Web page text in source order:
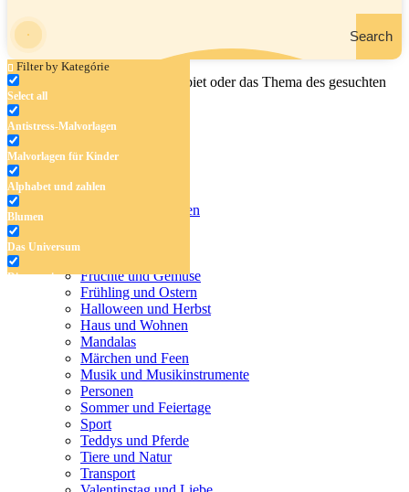
Search
Filter by Kategórie
Select all
Antistress-Malvorlagen
Malvorlagen für Kinder
Alphabet und zahlen
Blumen
Das Universum
Dinosaurier
Früchte und Gemüse
Frühling und Ostern
Halloween und Herbst
Haus und Wohnen
Märchen und Feen
Musik und Musikinstrumente
Geben Sie den Namen, das Gebiet oder das Thema des gesuchten
Malbuchs ein.
Malvorlagen für Kinder
Alphabet und zahlen
Früchte und Gemüse
Frühling und Ostern
Halloween und Herbst
Haus und Wohnen
Mandalas
Märchen und Feen
Musik und Musikinstrumente
Personen
Sommer und Feiertage
Sport
Teddys und Pferde
Tiere und Natur
Transport